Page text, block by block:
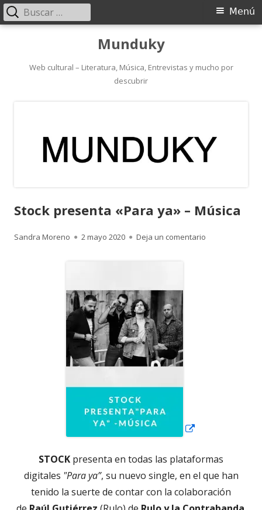
contenido
Munduky
Web cultural – Literatura, Música, Entrevistas y mucho por
descubrir
Menú
Menú
Buscar:
Stock presenta «Para ya» – Música
Autor
Sandra Moreno
Publicado
2 mayo 2020 Deja un comentario
STOCK presenta en todas las plataformas
digitales "Para ya”, su nuevo single, en el que han
tenido la suerte de contar con la colaboración